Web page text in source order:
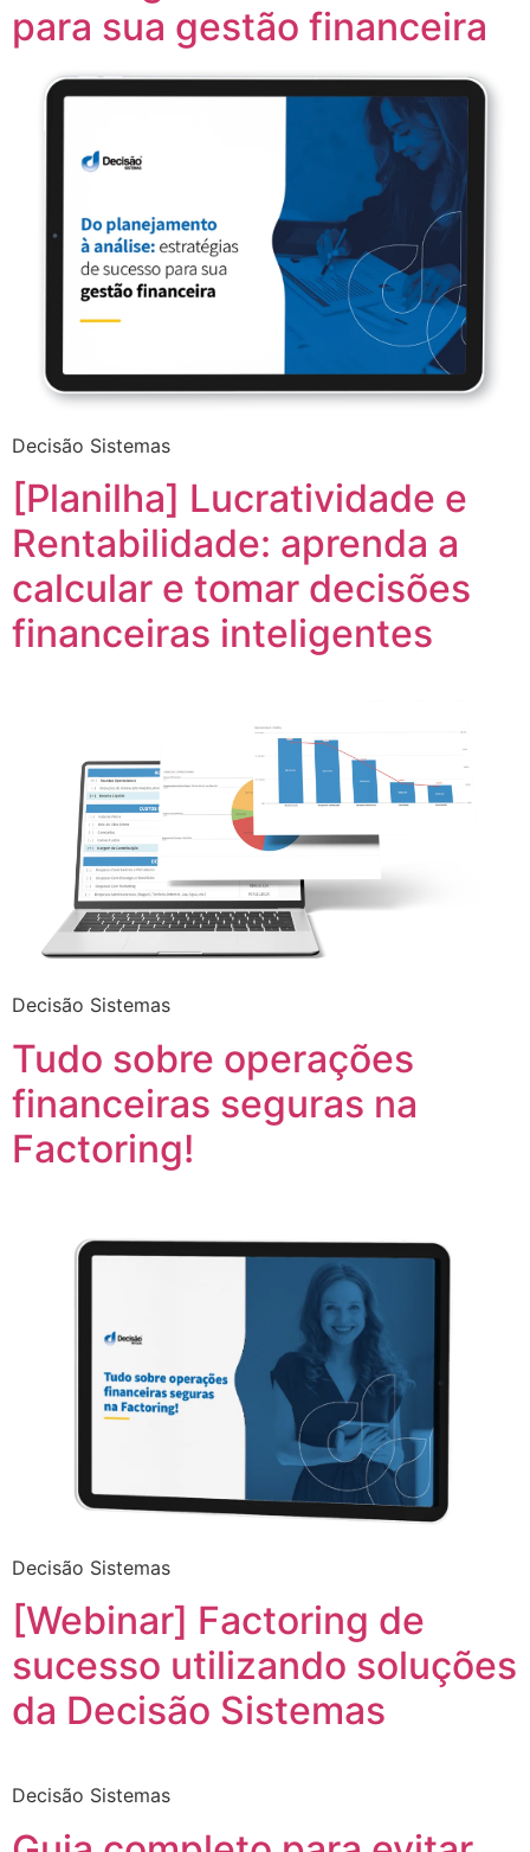
para sua gestão financeira
Decisão Sistemas
[Planilha] Lucratividade e
Rentabilidade: aprenda a
calcular e tomar decisões
financeiras inteligentes
Decisão Sistemas
Tudo sobre operações
financeiras seguras na
Factoring!
Decisão Sistemas
[Webinar] Factoring de
sucesso utilizando soluções
da Decisão Sistemas
Decisão Sistemas